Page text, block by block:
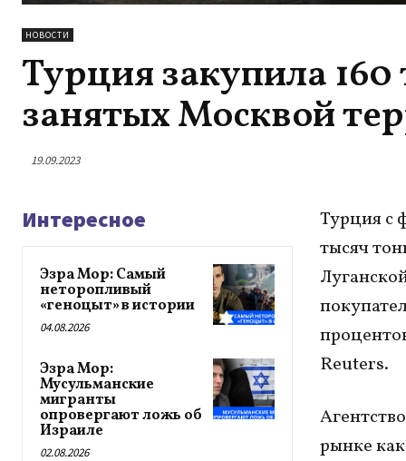
НОВОСТИ
Турция закупила
занятых Москвой
19.09.2023
Интересное
Эзра Мор: Самый
неторопливый
«геноцыт» в истории
04.08.2026
Эзра Мор:
Мусульманские
мигранты
опровергают ложь об
Израиле
02.08.2026
Турция с
тысяч
Reuters.
рынке